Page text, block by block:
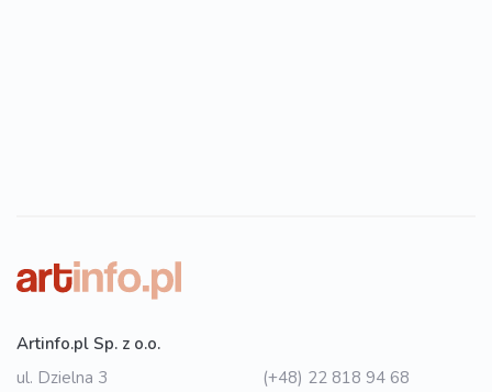
Artinfo.pl Sp. z o.o.
ul. Dzielna 3
(+48) 22 818 94 68